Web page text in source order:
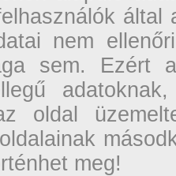
nem
sem. Ezért
oldal
meg!